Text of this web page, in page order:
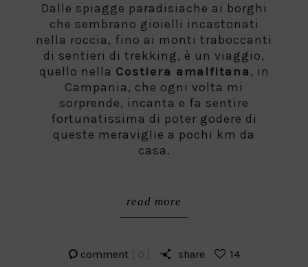
Dalle spiagge paradisiache ai borghi
che sembrano gioielli incastonati
nella roccia, fino ai monti traboccanti
di sentieri di trekking, è un viaggio,
quello nella Costiera amalfitana, in
Campania, che ogni volta mi
sorprende, incanta e fa sentire
fortunatissima di poter godere di
queste meraviglie a pochi km da
casa.
read more
comment [ 0 ] share 14